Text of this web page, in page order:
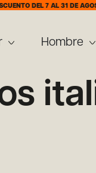
DEL 7 AL 31 DE
Hombre